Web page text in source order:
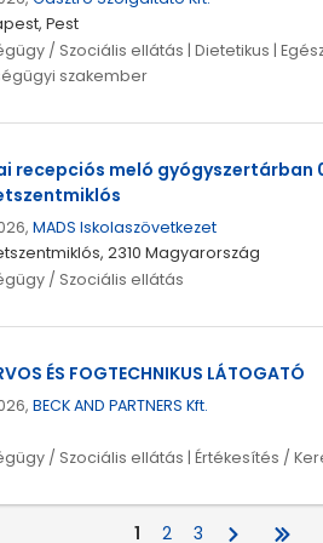
Pest
/ Szociális ellátás | Dietetikus |
szakember
recepciós meló gyógyszertárban
MADS Iskolaszövetkezet
2310 Magyarország
/ Szociális ellátás
ÉS FOGTECHNIKUS LÁTOGATÓ
BECK AND PARTNERS Kft.
/ Szociális ellátás | Értékesítés /
1 2 3